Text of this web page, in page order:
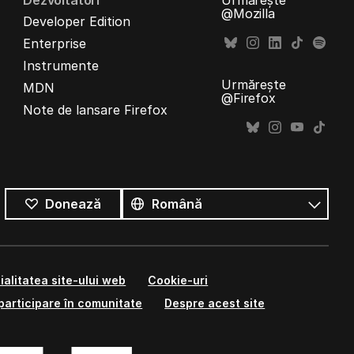
Developer Edition
Enterprise
Instrumente
MDN
Note de lansare Firefox
@Mozilla
Urmărește
@Firefox
Donează
limbile
Limbă
site-ului web
Cookie-uri
în comunitate
Despre acest site